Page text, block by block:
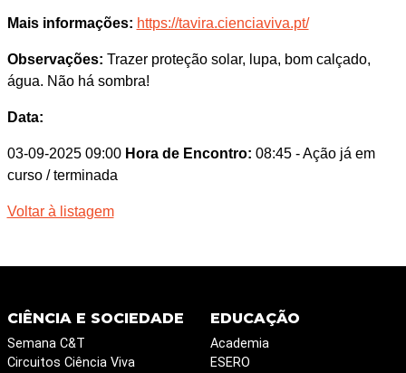
Mais informações: https://tavira.cienciaviva.pt/
Observações: Trazer proteção solar, lupa, bom calçado,
água. Não há sombra!
Data:
03-09-2025 09:00 Hora de Encontro: 08:45 - Ação já em
curso / terminada
Voltar à listagem
CIÊNCIA E SOCIEDADE
Semana C&T
Circuitos Ciência Viva
EDUCAÇÃO
Academia
ESERO